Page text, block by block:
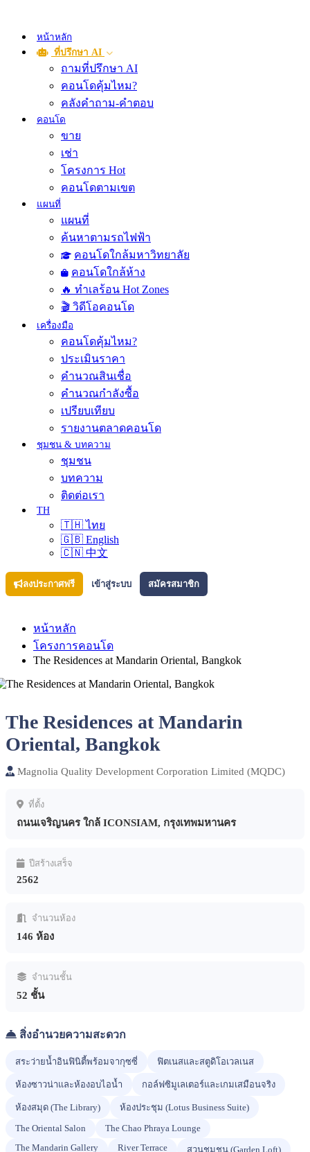
หน้าหลัก
ที่ปรึกษา AI
ถามที่ปรึกษา AI
คอนโดคุ้มไหม?
คลังคำถาม-คำตอบ
คอนโด
ขาย
เช่า
โครงการ Hot
คอนโดตามเขต
แผนที่
แผนที่
ค้นหาตามรถไฟฟ้า
คอนโดใกล้มหาวิทยาลัย
คอนโดใกล้ห้าง
🔥 ทำเลร้อน Hot Zones
🎬 วิดีโอคอนโด
เครื่องมือ
คอนโดคุ้มไหม?
ประเมินราคา
คำนวณสินเชื่อ
คำนวณกำลังซื้อ
เปรียบเทียบ
รายงานตลาดคอนโด
ชุมชน & บทความ
ชุมชน
บทความ
ติดต่อเรา
TH
🇹🇭 ไทย
🇬🇧 English
🇨🇳 中文
ลงประกาศฟรี เข้าสู่ระบบ สมัครสมาชิก
หน้าหลัก
โครงการคอนโด
The Residences at Mandarin Oriental, Bangkok
The Residences at Mandarin
Oriental, Bangkok
Magnolia Quality Development Corporation Limited (MQDC)
ที่ตั้ง
ถนนเจริญนคร ใกล้ ICONSIAM, กรุงเทพมหานคร
ปีสร้างเสร็จ
2562
จำนวนห้อง
146 ห้อง
จำนวนชั้น
52 ชั้น
สิ่งอำนวยความสะดวก
สระว่ายน้ำอินฟินิตี้พร้อมจากุซซี่ ฟิตเนสและสตูดิโอเวลเนส
ห้องซาวน่าและห้องอบไอน้ำ กอล์ฟซิมูเลเตอร์และเกมเสมือนจริง
ห้องสมุด (The Library)
ห้องประชุม (Lotus Business Suite)
The Oriental Salon
The Chao Phraya Lounge
The Mandarin Gallery
River Terrace สวนชุมชน (Garden Loft)